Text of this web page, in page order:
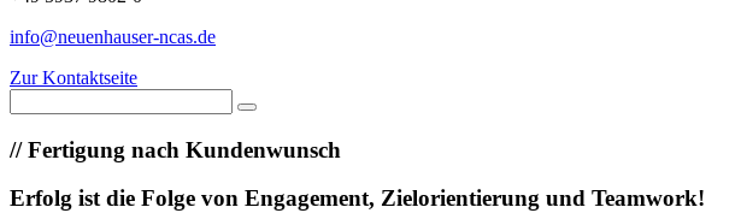
info@neuenhauser-ncas.de
Zur Kontaktseite
//Fertigung nach Kundenwunsch
Erfolg ist die Folge von Engagement, Zielorientierung und Teamwork!